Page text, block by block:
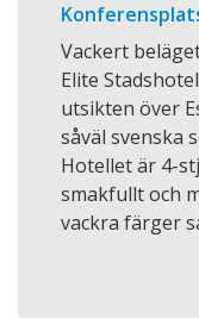
Vackert
Elite
utsikten över
såväl svenska
Hotellet är 4-
smakfullt och
vackra färger